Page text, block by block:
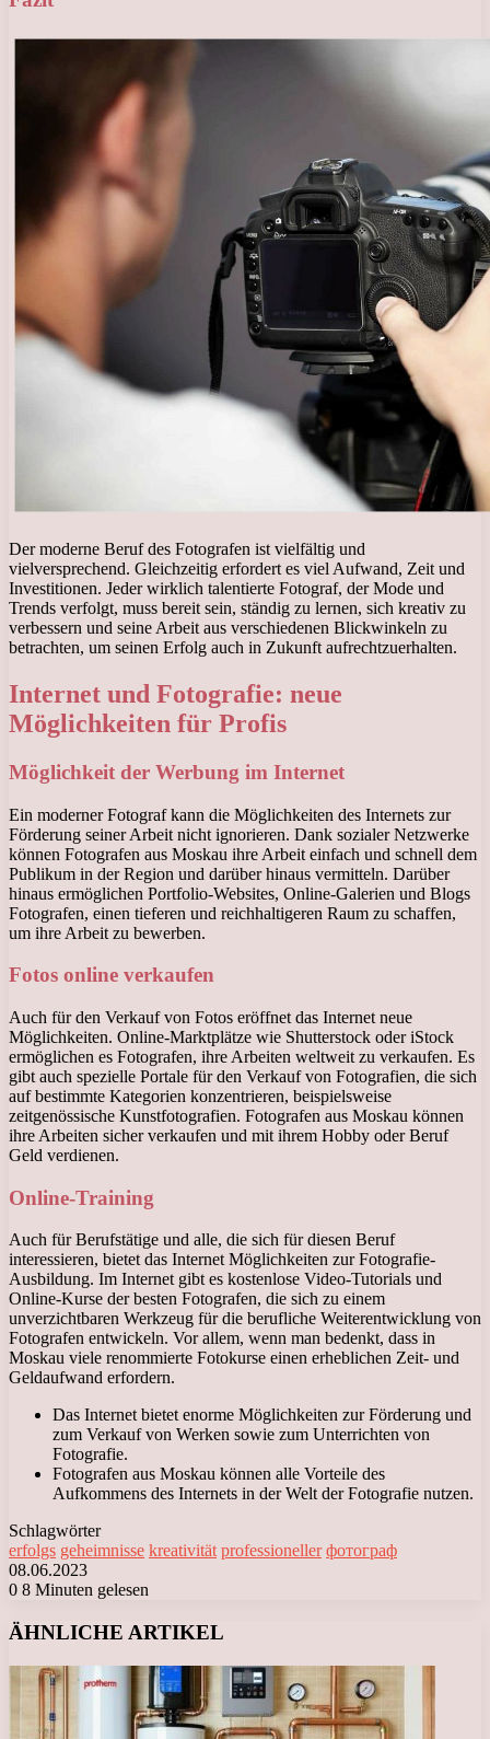
Der moderne Beruf des Fotografen ist vielfältig und
vielversprechend. Gleichzeitig erfordert es viel Aufwand, Zeit und
Investitionen. Jeder wirklich talentierte Fotograf, der Mode und
Trends verfolgt, muss bereit sein, ständig zu lernen, sich kreativ zu
verbessern und seine Arbeit aus verschiedenen Blickwinkeln zu
betrachten, um seinen Erfolg auch in Zukunft aufrechtzuerhalten.
Internet und Fotografie: neue
Möglichkeiten für Profis
Möglichkeit der Werbung im Internet
Ein moderner Fotograf kann die Möglichkeiten des Internets zur
Förderung seiner Arbeit nicht ignorieren. Dank sozialer Netzwerke
können Fotografen aus Moskau ihre Arbeit einfach und schnell dem
Publikum in der Region und darüber hinaus vermitteln. Darüber
hinaus ermöglichen Portfolio-Websites, Online-Galerien und Blogs
Fotografen, einen tieferen und reichhaltigeren Raum zu schaffen,
um ihre Arbeit zu bewerben.
Fotos online verkaufen
Auch für den Verkauf von Fotos eröffnet das Internet neue
Möglichkeiten. Online-Marktplätze wie Shutterstock oder iStock
ermöglichen es Fotografen, ihre Arbeiten weltweit zu verkaufen. Es
gibt auch spezielle Portale für den Verkauf von Fotografien, die sich
auf bestimmte Kategorien konzentrieren, beispielsweise
zeitgenössische Kunstfotografien. Fotografen aus Moskau können
ihre Arbeiten sicher verkaufen und mit ihrem Hobby oder Beruf
Geld verdienen.
Online-Training
Auch für Berufstätige und alle, die sich für diesen Beruf
interessieren, bietet das Internet Möglichkeiten zur Fotografie-
Ausbildung. Im Internet gibt es kostenlose Video-Tutorials und
Online-Kurse der besten Fotografen, die sich zu einem
unverzichtbaren Werkzeug für die berufliche Weiterentwicklung von
Fotografen entwickeln. Vor allem, wenn man bedenkt, dass in
Moskau viele renommierte Fotokurse einen erheblichen Zeit- und
Geldaufwand erfordern.
Das Internet bietet enorme Möglichkeiten zur Förderung und
zum Verkauf von Werken sowie zum Unterrichten von
Fotografie.
Fotografen aus Moskau können alle Vorteile des
Aufkommens des Internets in der Welt der Fotografie nutzen.
Schlagwörter
erfolgs geheimnisse kreativität professioneller фотограф
08.06.2023
0 8 Minuten gelesen
ÄHNLICHE ARTIKEL